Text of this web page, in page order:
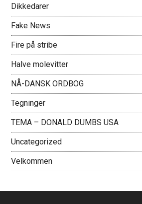
Dikkedarer
Fake News
Fire på stribe
Halve molevitter
NÅ-DANSK ORDBOG
Tegninger
TEMA – DONALD DUMBS USA
Uncategorized
Velkommen